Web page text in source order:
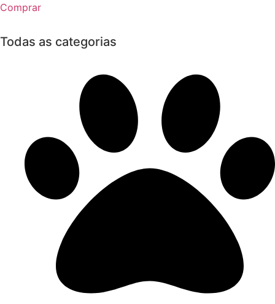
Comprar
Todas as categorias